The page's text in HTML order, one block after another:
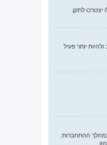
יותר פעיל
ההתחברות.